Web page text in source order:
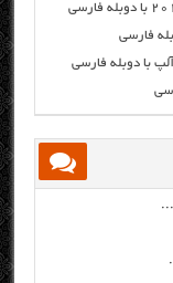
با دوبله فارسی